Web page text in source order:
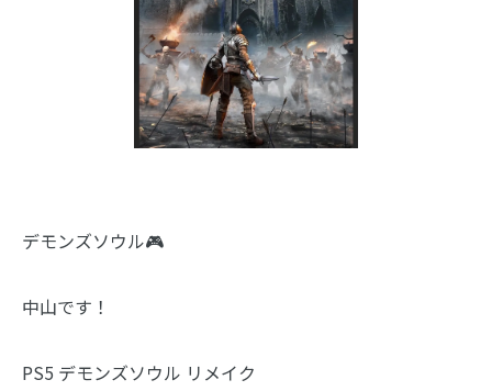
デモンズソウル🎮
中山です！
PS5 デモンズソウル リメイク